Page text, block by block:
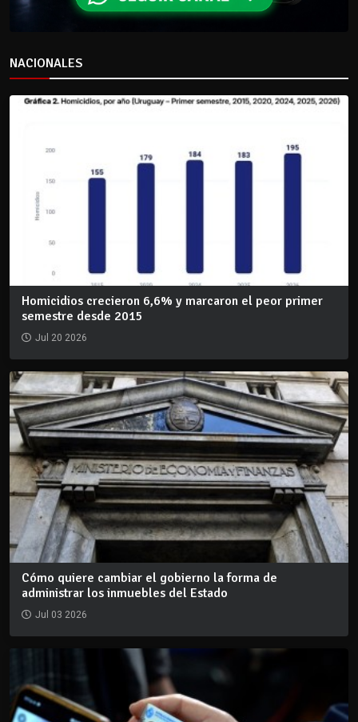
NACIONALES
Homicidios crecieron 6,6% y marcaron el peor primer
semestre desde 2015
Jul 20 2026
Cómo quiere cambiar el gobierno la forma de
administrar los inmuebles del Estado
Jul 03 2026